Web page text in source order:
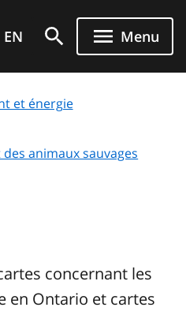
EN Menu
et énergie
animaux sauvages
concernant les
en Ontario et cartes